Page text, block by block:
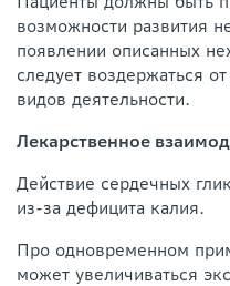
возможности развития
появлении описанных
следует воздержаться
видов деятельности.
Лекарственное
Действие сердечных
из-за дефицита калия.
Про одновременном
может увеличиваться